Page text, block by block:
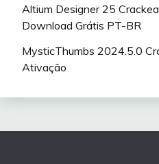
Altium Designer 25
Download Grátis PT-BR
MysticThumbs 2024.5.0
Ativação